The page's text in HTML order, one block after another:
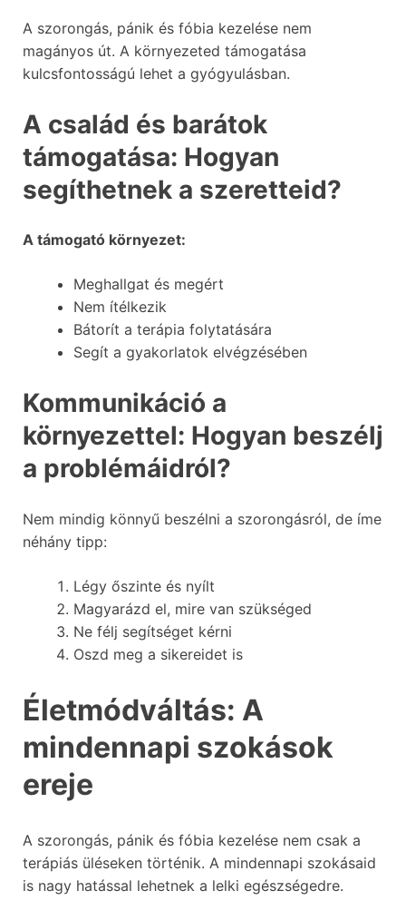
A szorongás, pánik és fóbia kezelése nem
magányos út. A környezeted támogatása
kulcsfontosságú lehet a gyógyulásban.
A család és barátok
támogatása: Hogyan
segíthetnek a szeretteid?
A támogató környezet:
Meghallgat és megért
Nem ítélkezik
Bátorít a terápia folytatására
Segít a gyakorlatok elvégzésében
Kommunikáció a
környezettel: Hogyan beszélj
a problémáidról?
Nem mindig könnyű beszélni a szorongásról, de íme
néhány tipp:
Légy őszinte és nyílt
Magyarázd el, mire van szükséged
Ne félj segítséget kérni
Oszd meg a sikereidet is
Életmódváltás: A
mindennapi szokások
ereje
A szorongás, pánik és fóbia kezelése nem csak a
terápiás üléseken történik. A mindennapi szokásaid
is nagy hatással lehetnek a lelki egészségedre.